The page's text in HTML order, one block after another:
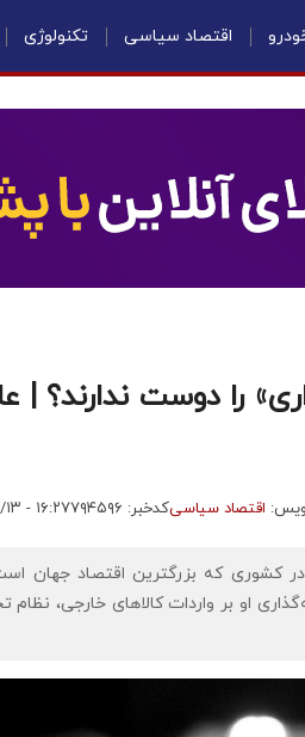
اقتصاد سیاسی تکنولوژی
را دوست ندارند؟ |
اقتصاد سیاسیکدخبر: ۷۹۴۵۹۶ ۱۴۰۵/۰۴/
در کشوری که بزرگترین اقتصاد جهان
او بر واردات کالاهای خارجی، نظام